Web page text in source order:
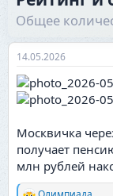
о
р
е
м
ы
н
ч
а
Общее
14.05.2026
Москвичка
получает
млн рублей